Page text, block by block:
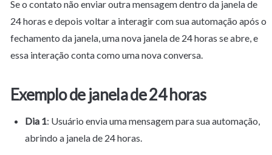
Se o contato não enviar outra mensagem dentro da janela de
24 horas e depois voltar a interagir com sua automação após o
fechamento da janela, uma nova janela de 24 horas se abre, e
essa interação conta como uma nova conversa.
Exemplo de janela de 24 horas
Dia 1: Usuário envia uma mensagem para sua automação,
abrindo a janela de 24 horas.